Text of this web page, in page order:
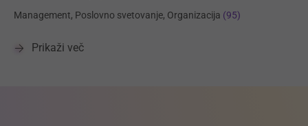
Management, Poslovno svetovanje, Organizacija (95)
Prikaži več